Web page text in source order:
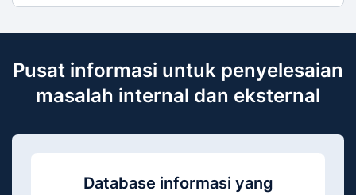
Pusat informasi untuk penyelesaian
masalah internal dan eksternal
Database informasi yang